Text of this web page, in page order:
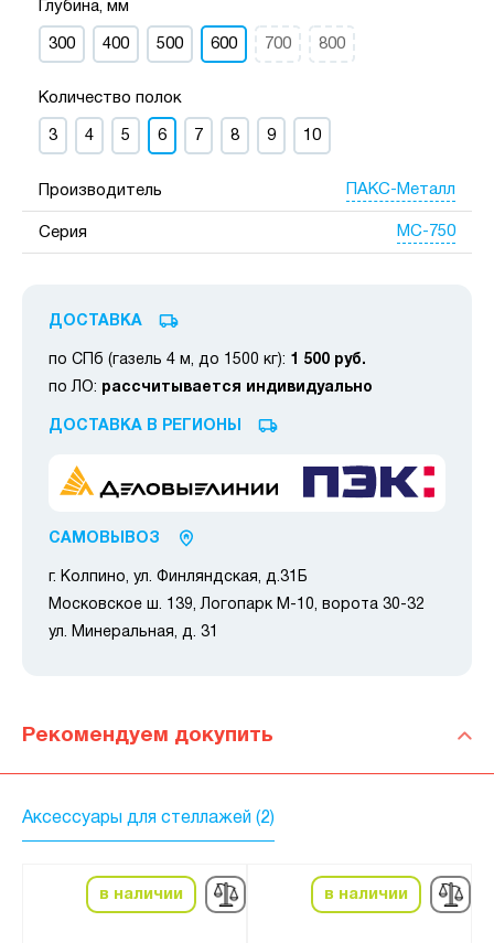
Глубина, мм
300 400 500 600 700 800
Количество полок
3 4 5 6 7 8 9 10
Производитель ПАКС-Металл
Серия МС-750
ДОСТАВКА
по СПб (газель 4 м, до 1500 кг): 1 500 руб.
по ЛО: рассчитывается индивидуально
ДОСТАВКА В РЕГИОНЫ
САМОВЫВОЗ
г. Колпино, ул. Финляндская, д.31Б
Московское ш. 139, Логопарк М-10, ворота 30-32
ул. Минеральная, д. 31
Рекомендуем докупить
Аксессуары для стеллажей (2)
в наличии в наличии